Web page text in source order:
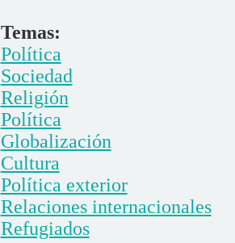
Temas:
Política
Sociedad
Religión
Política
Globalización
Cultura
Política exterior
Relaciones internacionales
Refugiados